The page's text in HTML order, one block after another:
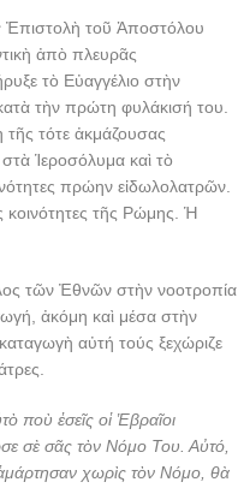
Ἐπιστολὴ τοῦ Ἀποστόλου
ἀπὸ πλευρᾶς
τὸ Εὐαγγέλιο στὴν
τὴν πρώτη φυλάκισή του.
τότε ἀκμάζουσας
Ἱεροσόλυμα καὶ τὸ
πρώην εἰδωλολατρῶν.
κοινότητες τῆς Ρώμης. Ἡ
τῶν Ἐθνῶν στὴν νοοτροπία
ἀκόμη καὶ μέσα στὴν
αὐτή τούς ξεχώριζε
ποὺ ἐσεῖς οἱ Ἑβραῖοι
σὲ σᾶς τὸν Νόμο Του. Αὐτό,
ἁμάρτησαν χωρὶς τὸν Νόμο, θὰ